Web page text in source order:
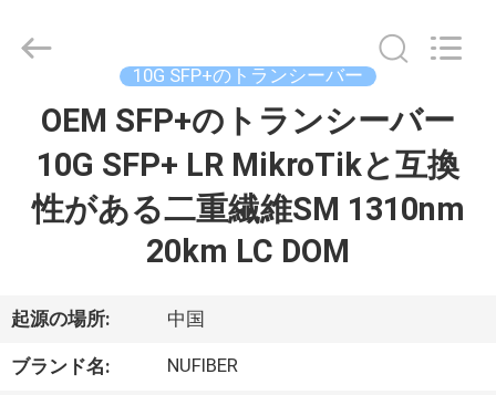
プ
ク
ト
2026
Shenzhen
Technology
Reserved.
Developed
10G SFP+のトランシーバー
OEM SFP+のトランシーバー
10G SFP+ LR MikroTikと互換
性がある二重繊維SM 1310nm
20km LC DOM
起源の場所: 中国
ブランド名: NUFIBER